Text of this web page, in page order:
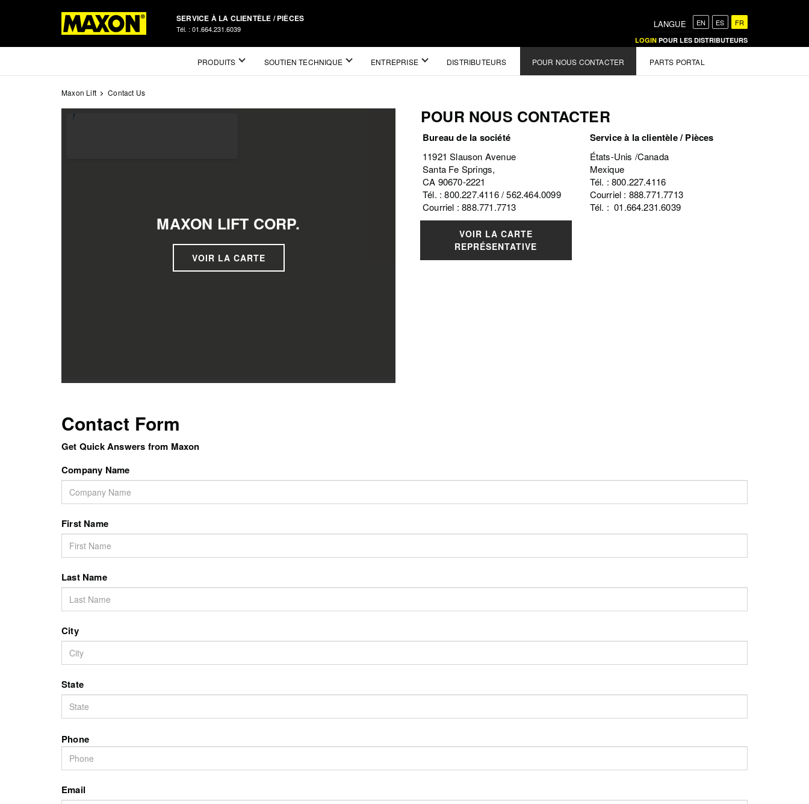
content
SERVICE À LA CLIENTÈLE / PIÈCES
Tél. : 01.664.231.6039 LANGUE EN ES FR
LOGIN POUR LES DISTRIBUTEURS
Mega
Menu
PRODUITS SOUTIEN TECHNIQUE ENTREPRISE DISTRIBUTEURS POUR NOUS CONTACTER PARTS PORTAL
Maxon Lift Contact Us
MAXON LIFT CORP.
VOIR LA CARTE
POUR NOUS CONTACTER
Bureau de la société
11921 Slauson Avenue
Santa Fe Springs,
CA 90670-2221
Tél. : 800.227.4116 / 562.464.0099
Courriel : 888.771.7713
VOIR LA CARTE
REPRÉSENTATIVE
Service à la clientèle / Pièces
États-Unis /Canada
Mexique
Tél. : 800.227.4116
Courriel : 888.771.7713
Tél. : 01.664.231.6039
Contact Form
Get Quick Answers from Maxon
Company Name
First Name
Last Name
City
State
Phone
Email